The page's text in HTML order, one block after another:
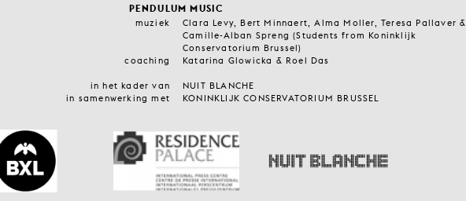
PENDULUM MUSIC
muziek
Clara Levy, Bert Minnaert, Alma Moller, Teresa Pallaver &
Camille-Alban Spreng (Students from Koninklijk
Conservatorium Brussel)
coaching
Katarina Glowicka & Roel Das
in het kader van
NUIT BLANCHE
in samenwerking met
KONINKLIJK CONSERVATORIUM BRUSSEL